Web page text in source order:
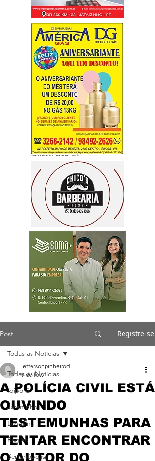
Post Registre-se
Todas as Notícias
Ibiporã
Jataizinho
Londrina
Região
Sertanópolis
Todas as Notícias
A POLÍCIA CIVIL ESTÁ
OUVINDO
TESTEMUNHAS PARA
TENTAR ENCONTRAR
O AUTOR DO
jeffersonpinheirod
9 de fev.